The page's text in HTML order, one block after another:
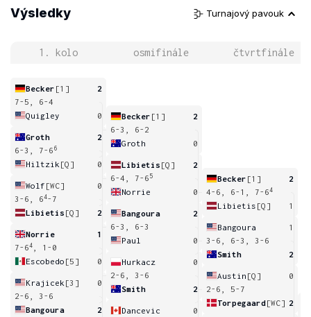
Výsledky Turnajový pavouk
1. kolo osmifinále čtvrtfinále
Becker [1]
2
7-5, 6-4
Quigley
0
Groth
2
6-3, 7-6 6
Hiltzik [Q] 0
Wolf [WC]
0
3-6, 64-7
Libietis [Q] 2
Norrie
1
7-64
, 1-0
Escobedo [5] 0
Krajicek [3]
0
2-6, 3-6
Bangoura
2
Becker [1]
2
6-3, 6-2
Groth
0
Libietis [Q]
2
6-4, 7-6 5
Norrie 0
Bangoura
2
6-3, 6-3
Paul
0
Hurkacz
0
2-6, 3-6
Smith
2
Dancevic
0
Becker [1]
2
4-6, 6-1, 7-64
Libietis [Q] 1
Bangoura
1
3-6, 6-3, 3-6
Smith
2
Austin [Q]
0
2-6, 5-7
Torpegaard[WC] 2